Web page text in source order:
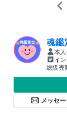
魂鑑
本
イ
総販売
メッセ